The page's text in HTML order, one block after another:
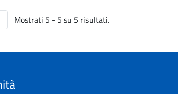
Mostrati 5 - 5 su 5 risultati.